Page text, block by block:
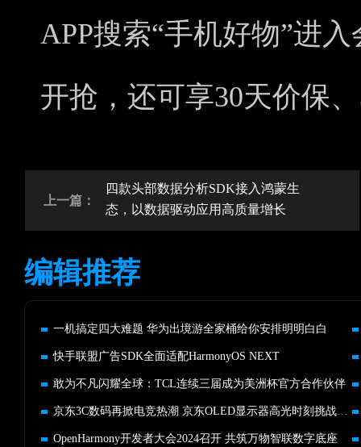
APP搜索“手机好物”进
开抢，还可享30天价保
上一篇：
四款头部数据分析SDK接入鸿蒙生
态，以数据驱动应用高质量增长
编辑推荐
一机搞定四大难题 华为出境游全家桶给你安排明明白白
快手联盟广告SDK全面适配HarmonyOS NEXT
敢为不凡闪耀全球：TCL连续三届成为美洲杯官方合作伙伴
京东3C数码再掀电竞热潮 京东OLED显示器高光时刻挑战赛开启
OpenHarmony开发者大会2024召开 共筑万物智联数字底座